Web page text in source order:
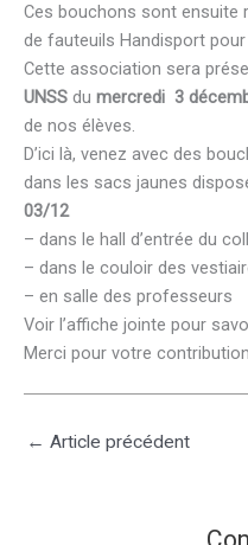
Ces bouchons sont ensuite
de fauteuils Handisport
Cette association sera
UNSS du mercredi 3
de nos élèves.
D’ici là, venez avec des
dans les sacs jaunes
03/12
– dans le hall d’entrée du
– dans le couloir des
– en salle des professeurs
Voir l’affiche jointe pour
Merci pour votre
← Article précédent